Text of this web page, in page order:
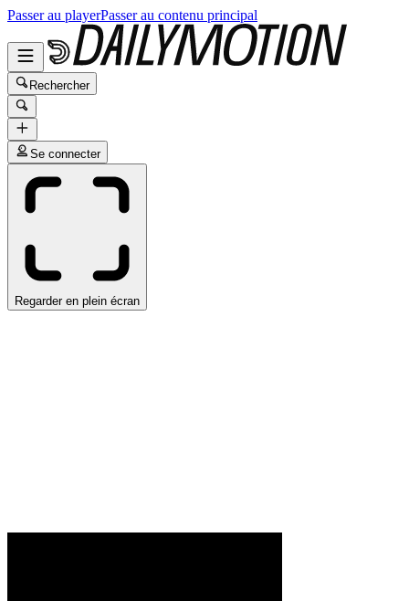
Passer au playerPasser au contenu principal
Rechercher
Se connecter
Regarder en plein écran